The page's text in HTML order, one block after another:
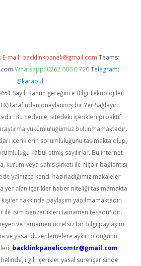
E-mail: backlinkpaneli@gmail.com Teams:
Whatsapp: 0262 606 0 726 Telegram:
@karabul
Sayılı Kanun gereğince Bilgi Teknolojileri
tarafından onaylanmış bir Yer Sağlayıcı
Bu nedenle, sitedeki içerikleri proaktif
yükümlülüğümüz bulunmamaktadır.
içeriklerin sorumluluğunu taşımakta olup,
kabul etmiş sayılırlar. Bu internet
kurum veya şahıs şirketi ile hiçbir bağlantısı
yalnızca kendi hazırladığımız makaleler
yer alan içerikler haber niteliği taşımamakta
hakkında paylaşım yapılmamaktadır.
ile isim benzerlikleri tamamen tesadüfidir.
ve tamamen ücretsiz bir bilgi paylaşım
ve yasal düzenlemelere aykırı olduğunu
backlinkpanelicomtr@gmail.com
ilgili içerikler yasal süre içerisinde